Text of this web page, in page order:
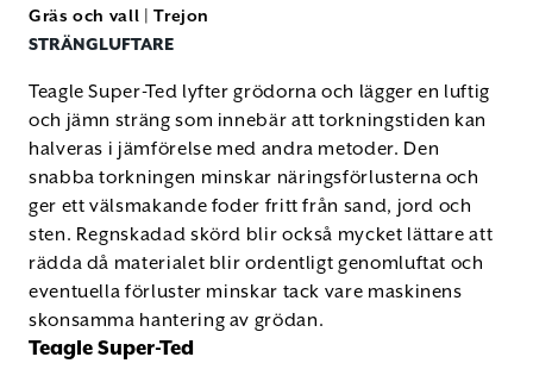
Gräs och vall |Trejon
STRÄNGLUFTARE
Teagle Super-Ted lyfter grödorna och lägger en luftig
och jämn sträng som innebär att torkningstiden kan
halveras i jämförelse med andra metoder. Den
snabba torkningen minskar näringsförlusterna och
ger ett välsmakande foder fritt från sand, jord och
sten. Regnskadad skörd blir också mycket lättare att
rädda då materialet blir ordentligt genomluftat och
eventuella förluster minskar tack vare maskinens
skonsamma hantering av grödan.
Teagle Super-Ted